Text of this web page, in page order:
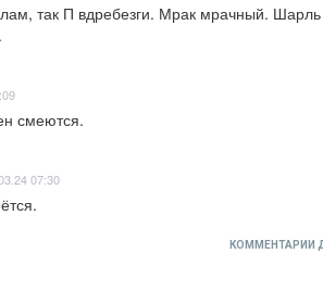
так П вдребезги. Мрак мрачный. Шарль
смеются.
07:30
КОММЕНТАРИИ